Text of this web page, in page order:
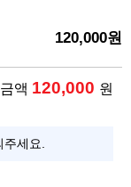
120,000원
액 120,000 원
세요.